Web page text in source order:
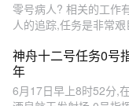
零号病人? 相关的工作
人的追踪,任务是非常
神舟十二号任务0号
年
6月17日早上8时52分,